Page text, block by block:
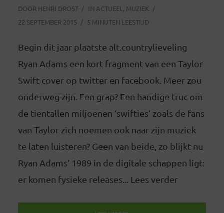
DOOR HENRI DROST IN ACTUEEL , MUZIEK
22 SEPTEMBER 2015
5 MINUTEN LEESTIJD
Begin dit jaar plaatste alt.countrylieveling
Ryan Adams een kort fragment van een Taylor
Swift-cover op twitter en facebook. Meer zou
onderweg zijn. Een grap? Een handige truc om
de tientallen miljoenen ‘swifties’ zoals de fans
van Taylor zich noemen ook naar zijn muziek
te laten luisteren? Geen van beide, zo blijkt nu
Ryan Adams’ 1989 in de digitale schappen ligt:
er komen fysieke releases... Lees verder